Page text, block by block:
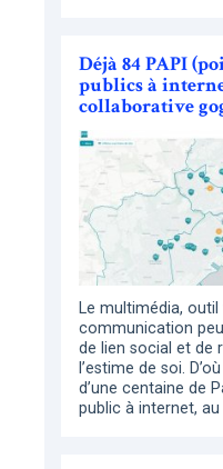
Déjà 84 PAPI
publics à
collaborative
Le multimédia,
communication
de lien social et de
l’estime de soi.
d’une centaine de
public à internet,